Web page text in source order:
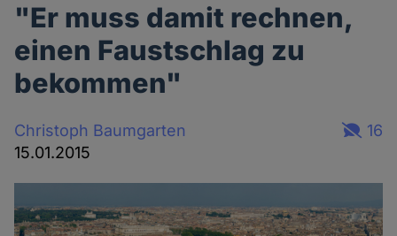
"Er muss damit rechnen,
einen Faustschlag zu
bekommen"
Christoph Baumgarten
15.01.2015
16